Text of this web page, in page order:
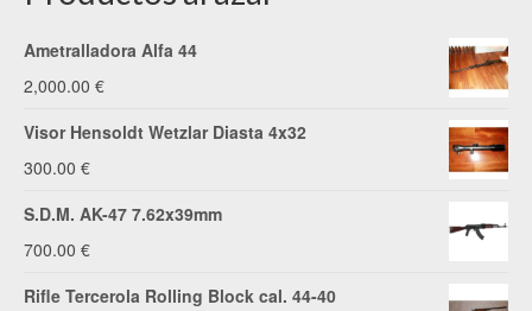
Ametralladora Alfa 44
2,000.00 €
Visor Hensoldt Wetzlar Diasta 4x32
300.00 €
S.D.M. AK-47 7.62x39mm
700.00 €
Rifle Tercerola Rolling Block cal. 44-40